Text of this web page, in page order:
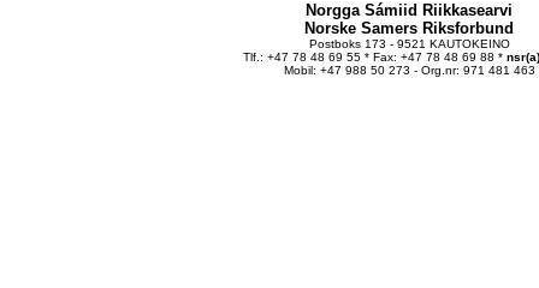
Norgga Sámiid Riikkasearvi
Norske Samers Riksforbund
Postboks 173 - 9521 KAUTOKEINO
Tlf.: +47 78 48 69 55 * Fax: +47 78 48 69 88 *
Mobil: +47 988 50 273 - Org.nr: 971 481 463